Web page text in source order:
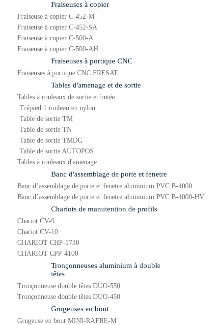
Fraiseuses à copier
Fraiseuse à copier C-452-M
Fraiseuse à copier C-452-SA
Fraiseuse à copier C-500-A
Fraiseuse à copier C-500-AH
Fraiseuses à portique CNC
Fraiseuses à portique CNC FRESAT
Tables d'amenage et de sortie
Tables à rouleaux de sortie et butée
Trépied 1 rouleau en nylon
Table de sortie TM
Table de sortie TN
Table de sortie TMDG
Table de sortie AUTOPOS
Tables à rouleaux d'amenage
Banc d'assemblage de porte et fenetre
Banc d’assemblage de porte et fenetre aluminium PVC B-4000
Banc d’assemblage de porte et fenetre aluminium PVC B-4000-HV
Chariots de manutention de profils
Chariot CV-9
Chariot CV-10
CHARIOT CHP-1730
CHARIOT CPP-4100
Tronçonneuses aluminium à double
têtes
Tronçonneuse double têtes DUO-550
Tronçonneuse double têtes DUO-450
Grugeuses en bout
Grugeuse en bout MINI-RAFRE-M